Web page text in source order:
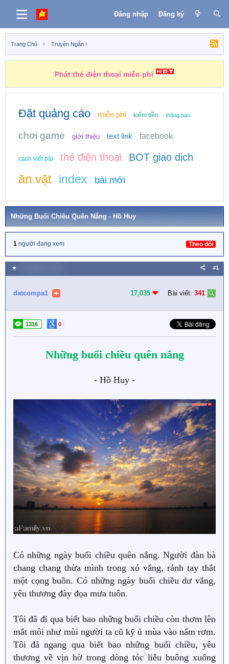
Đăng nhập Đăng ký
Trang Chủ Truyện Ngắn
Phát thẻ điện thoại miễn phí
Đặt quảng cáo miễn phí kiếm tiền thông báo
chơi game giới thiệu text link facebook
cách viết bài thẻ điện thoại BOT giao dịch
ăn vặt index bài mới
Những Buổi Chiều Quên Nắng - Hồ Huy
1 người đang xem Theo dõi
★ #1
datcompa1 17,035 ❤︎ Bài viết: 341
1316 0
Những buổi chiều quên nắng
- Hồ Huy -
Có những ngày buổi chiều quên nắng. Người đàn bà
chang chang thừa mình trong xó vắng, rảnh tay thắt
một cọng buồn. Có những ngày buổi chiều dư vắng,
yêu thương đày đọa mưa tuôn.
Tôi đã đi qua biết bao những buổi chiều còn thơm lên
mắt môi như mùi người ta cũ kỹ ủ mùa vào nấm rơm.
Tôi đã ngang qua biết bao những buổi chiều, yêu
thương về vịn hờ trong dòng tóc liễu buông xuống